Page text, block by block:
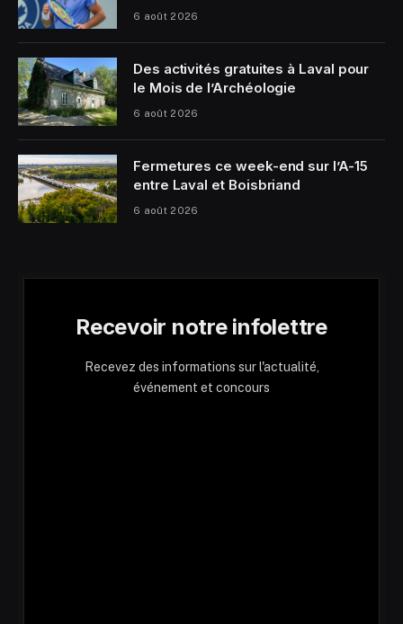
6 août 2026
Des activités gratuites à Laval pour
le Mois de l’Archéologie
6 août 2026
Fermetures ce week-end sur l’A-15
entre Laval et Boisbriand
6 août 2026
Recevoir notre infolettre
Recevez des informations sur l'actualité,
événement et concours